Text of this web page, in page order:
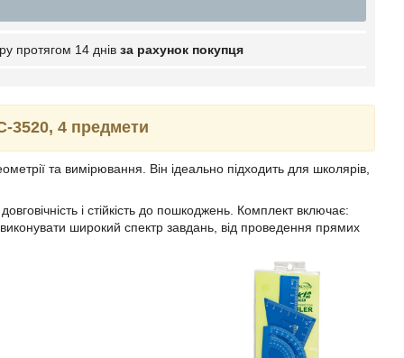
протягом 14 днів за рахунок покупця
3520, 4 предмети
та вимірювання. Він ідеально підходить для школярів,
і стійкість до пошкоджень. Комплект включає:
широкий спектр завдань, від проведення прямих